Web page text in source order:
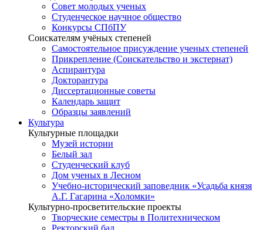
Совет молодых ученых
Студенческое научное общество
Конкурсы СПбПУ
Соискателям учёных степеней
Самостоятельное присуждение ученых степеней
Прикрепление (Соискательство и экстернат)
Аспирантура
Докторантура
Диссертационные советы
Календарь защит
Образцы заявлений
Культура
Культурные площадки
Музей истории
Белый зал
Студенческий клуб
Дом ученых в Лесном
Учебно-исторический заповедник «Усадьба князя
А.Г. Гагарина «Холомки»
Культурно-просветительские проекты
Творческие семестры в Политехническом
Ректорский бал